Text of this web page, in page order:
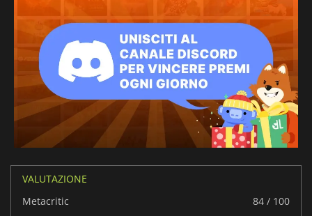
VALUTAZIONE
Metacritic
84 / 100